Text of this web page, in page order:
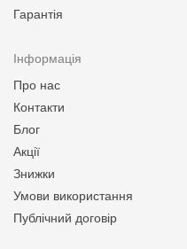
Гарантія
Інформація
Про нас
Контакти
Блог
Акції
Знижки
Умови використання
Публічний договір